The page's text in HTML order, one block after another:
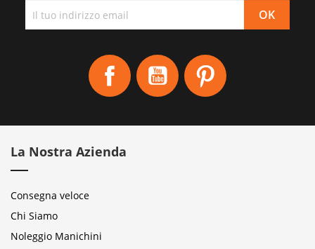
Facebook YouTube
La Nostra Azienda
Consegna veloce
Chi Siamo
Noleggio Manichini